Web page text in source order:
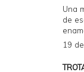
Una
de
19